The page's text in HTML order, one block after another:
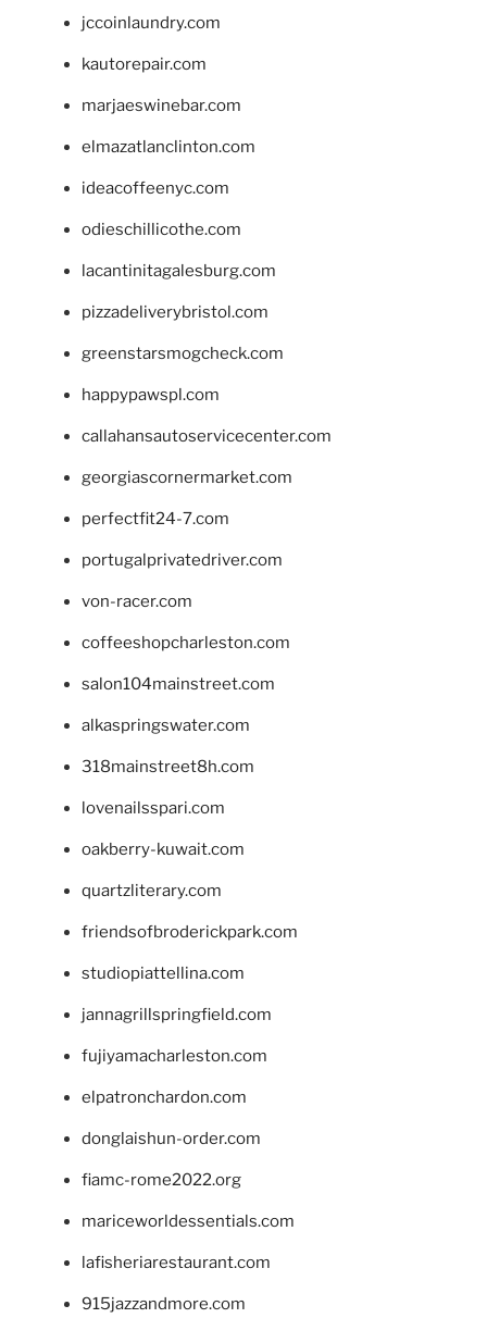
jccoinlaundry.com
kautorepair.com
marjaeswinebar.com
elmazatlanclinton.com
ideacoffeenyc.com
odieschillicothe.com
lacantinitagalesburg.com
pizzadeliverybristol.com
greenstarsmogcheck.com
happypawspl.com
callahansautoservicecenter.com
georgiascornermarket.com
perfectfit24-7.com
portugalprivatedriver.com
von-racer.com
coffeeshopcharleston.com
salon104mainstreet.com
alkaspringswater.com
318mainstreet8h.com
lovenailsspari.com
oakberry-kuwait.com
quartzliterary.com
friendsofbroderickpark.com
studiopiattellina.com
jannagrillspringfield.com
fujiyamacharleston.com
elpatronchardon.com
donglaishun-order.com
fiamc-rome2022.org
mariceworldessentials.com
lafisheriarestaurant.com
915jazzandmore.com